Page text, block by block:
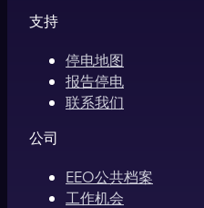
支持
停电地图
报告停电
联系我们
公司
EEO公共档案
工作机会